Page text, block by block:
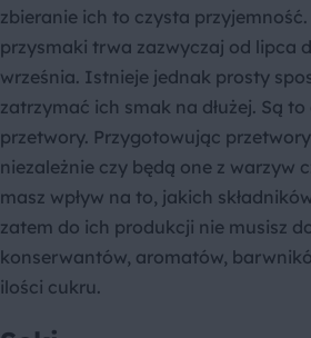
zbieranie ich to czysta przyjemność.
przysmaki trwa zazwyczaj od lipca
września. Istnieje jednak prosty
zatrzymać ich smak na dłużej. Są
przetwory. Przygotowując
niezależnie czy będą one z warzyw
masz wpływ na to, jakich
zatem do ich produkcji nie musisz
konserwantów, aromatów,
ilości cukru.